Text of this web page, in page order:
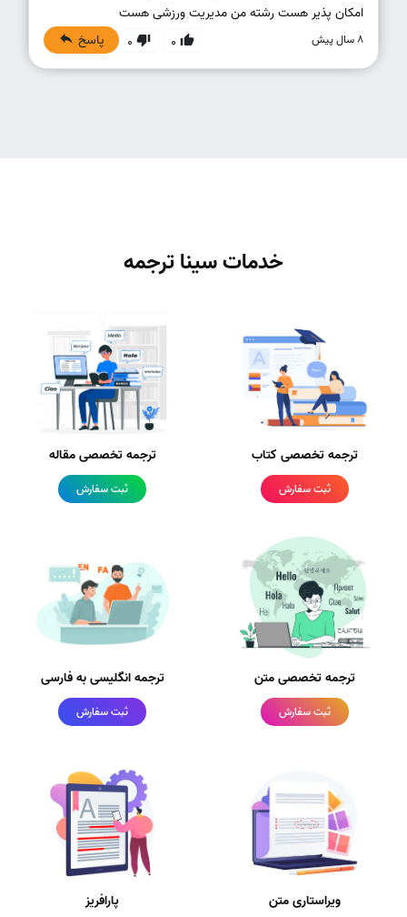
امکان پذیر هست رشته من مدیریت ورزشی هست
8 سال پیش 0
0 پاسخ
خدمات سینا ترجمه
ترجمه تخصصی کتاب
ثبت سفارش
ترجمه تخصصی مقاله
ثبت سفارش
ترجمه تخصصی متن
ثبت سفارش
ترجمه انگلیسی به فارسی
ثبت سفارش
ویراستاری متن پارافریز